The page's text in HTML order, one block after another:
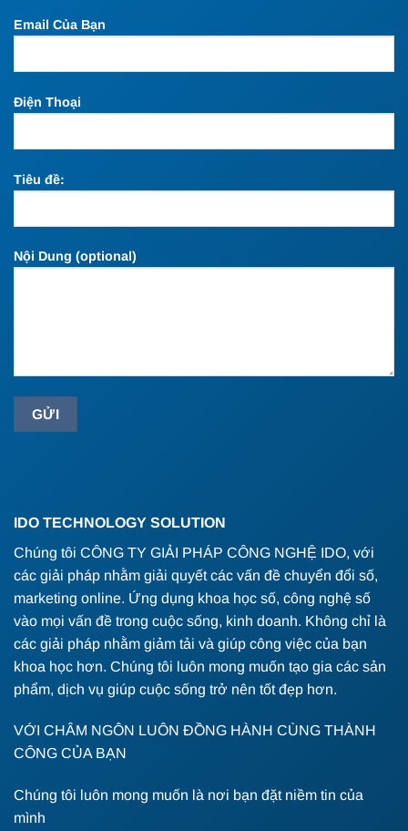
Email Của Bạn
Điện Thoại
Tiêu đề:
Nội Dung (optional)
IDO TECHNOLOGY SOLUTION
Chúng tôi CÔNG TY GIẢI PHÁP CÔNG NGHỆ IDO, với
các giải pháp nhằm giải quyết các vấn đề chuyển đổi số,
marketing online. Ứng dụng khoa học số, công nghệ số
vào mọi vấn đề trong cuộc sống, kinh doanh. Không chỉ là
các giải pháp nhằm giảm tải và giúp công việc của bạn
khoa học hơn. Chúng tôi luôn mong muốn tạo gia các sản
phẩm, dịch vụ giúp cuộc sống trở nên tốt đẹp hơn.
VỚI CHÂM NGÔN LUÔN ĐỒNG HÀNH CÙNG THÀNH
CÔNG CỦA BẠN
Chúng tôi luôn mong muốn là nơi bạn đặt niềm tin của
mình